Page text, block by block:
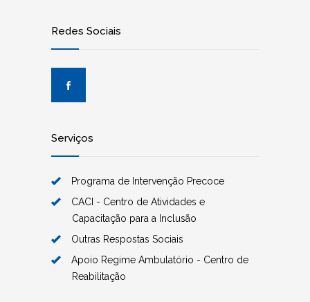
Redes Sociais
Serviços
Programa de Intervenção Precoce
CACI - Centro de Atividades e
Capacitação para a Inclusão
Outras Respostas Sociais
Apoio Regime Ambulatório - Centro de
Reabilitação